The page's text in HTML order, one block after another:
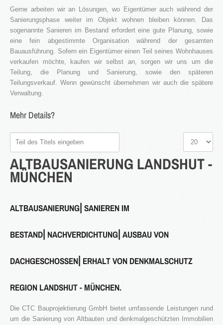
GEWINNBRINGENDE
IDEEN FÜR DEN
IMMOBILIENVERKAUF
NEWS
16.SEPT.2016
KATEGORIEN
Neubau Immobilien
Denkmal Immobilien
Ausland Immobilien
Gerne arbeiten wir an Lösungen, wo Eigentümer auch während der
Sanierungsphase weiter im Objekt wohnen bleiben können. Das
sogenannte Sanieren im Bestand erfordert eine gute Planung, sowie
eine fein abgestimmte Organisation während der gesamten
Bauausführung. Sofern ein Eigentümer einen Teil seines Wohnhauses
verkaufen möchte, kaufen wir selbst an, sorgen wir uns um die
Teilung, die Planung und Sanierung, sowie den späteren
Teilungsverkauf. Wenn gewünscht übernehmen wir auch die spätere
Verwaltung.
Mehr Details?
Titels
eingeben
ALTBAUSANIERUNG LANDSHUT-
MÜNCHEN
ALTBAUSANIERUNG⎜SANIEREN IM
BESTAND⎜NACHVERDICHTUNG⎜AUSBAU VON
DACHGESCHOSSEN⎜ERHALT VON DENKMALSCHUTZ
REGION LANDSHUT - MÜNCHEN.
Die CTC Bauprojektierung GmbH bietet umfassende Leistungen rund
um die Sanierung von Altbauten und denkmalgeschützten Immobilien